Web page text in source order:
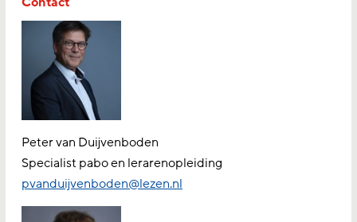
Peter van Duijvenboden
Specialist pabo en lerarenopleiding
pvanduijvenboden@lezen.nl